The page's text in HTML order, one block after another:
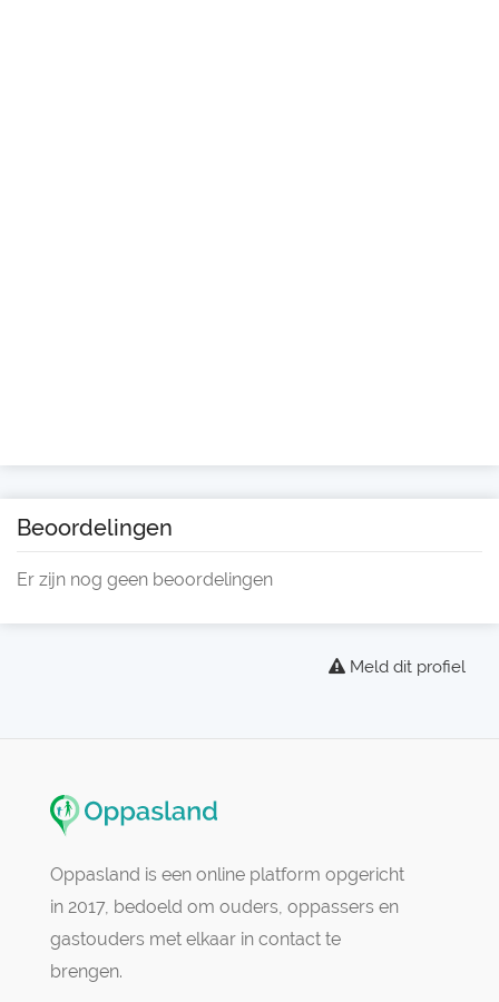
Beoordelingen
Er zijn nog geen beoordelingen
Meld dit profiel
Oppasland is een online platform opgericht
in 2017, bedoeld om ouders, oppassers en
gastouders met elkaar in contact te
brengen.